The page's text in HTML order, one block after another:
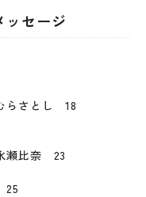
セージ
らさとし 18
瀬比奈 23
25